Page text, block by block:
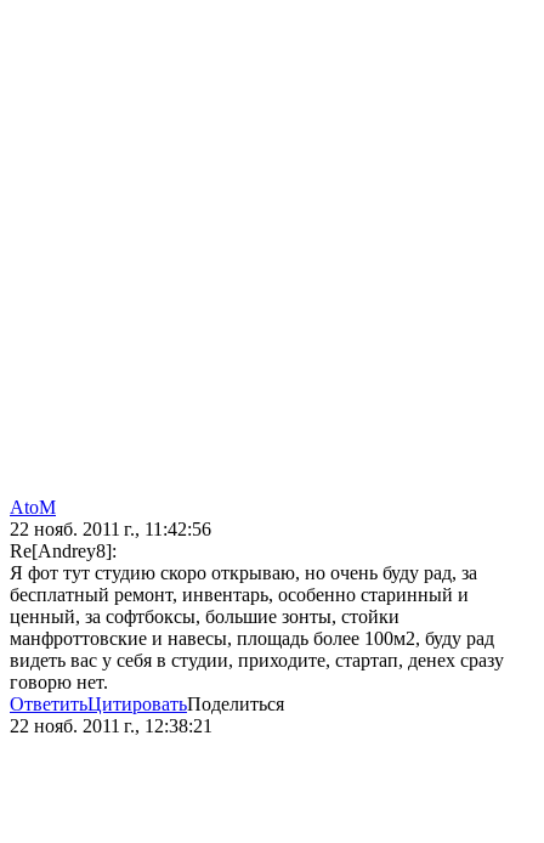
AtoM
22 нояб. 2011 г., 11:42:56
Re[Andrey8]:
Я фот тут студию скоро открываю, но очень буду рад, за
бесплатный ремонт, инвентарь, особенно старинный и
ценный, за софтбоксы, большие зонты, стойки
манфроттовские и навесы, площадь более 100м2, буду рад
видеть вас у себя в студии, приходите, стартап, денех сразу
говорю нет.
ОтветитьЦитироватьПоделиться
22 нояб. 2011 г., 12:38:21